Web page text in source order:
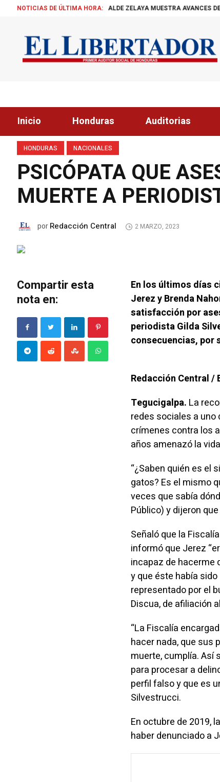
NOTICIAS DE ÚLTIMA HORA:
ALCALDE ZELAYA MUESTRA AVANCES DE REPRESA A
Inicio Honduras Auditorias
HONDURAS NACIONALES
PSICÓPATA QUE
MUERTE A
porRedacción Central 2 MARZO, 2023
Compartir esta
nota en:
En los últimos días
Jerez y Brenda
satisfacción por
periodista Gilda
consecuencias, por
Redacción Central /
Tegucigalpa. La
redes sociales a
crímenes contra los
años amenazó la
“¿Saben quién es el
gatos? Es el mismo
veces que sabía
Público) y dijeron
Señaló que la
informó que Jerez
incapaz de hacerme
y que éste había sido
representado por el
Discua, de afiliación
“La Fiscalía
hacer nada, que sus
muerte, cumplía. Así
para procesar a
perfil falso y que es
Silvestrucci.
En octubre de 2019,
haber denunciado a